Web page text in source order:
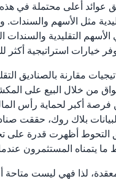
عوائد أعلى محتملة في هذه
مثل الأسهم والسندات.
خلال تقليل المراكز في الأسهم
مقارنة بالصناديق
من خلال البيع على
فرصة أكبر لحماية رأس
بلاك روك، حققت
التحوط أظهرت قدرة
لذا فهي ليست متاحة